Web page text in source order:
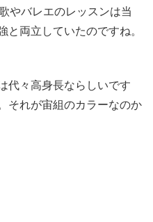
やバレエのレッスンは当
と両立していたのですね。
代々高身長ならしいです
それが宙組のカラーなのか